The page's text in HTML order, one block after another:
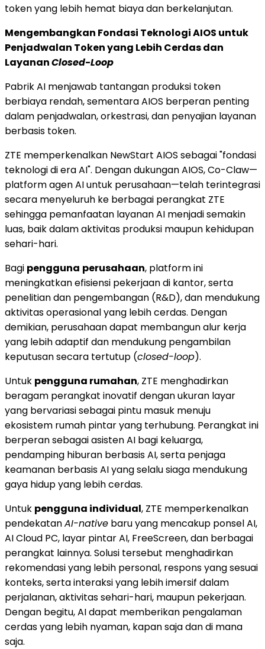
token yang lebih hemat biaya dan berkelanjutan.
Mengembangkan Fondasi Teknologi AIOS untuk
Penjadwalan Token yang Lebih Cerdas dan
LayananClosed-Loop
Pabrik AI menjawab tantangan produksi token
berbiaya rendah, sementara AIOS berperan penting
dalam penjadwalan, orkestrasi, dan penyajian layanan
berbasis token.
ZTE memperkenalkan NewStart AIOS sebagai "fondasi
teknologi di era AI". Dengan dukungan AIOS, Co-Claw—
platform agen AI untuk perusahaan—telah terintegrasi
secara menyeluruh ke berbagai perangkat ZTE
sehingga pemanfaatan layanan AI menjadi semakin
luas, baik dalam aktivitas produksi maupun kehidupan
sehari-hari.
Bagi pengguna perusahaan, platform ini
meningkatkan efisiensi pekerjaan di kantor, serta
penelitian dan pengembangan (R&D), dan mendukung
aktivitas operasional yang lebih cerdas. Dengan
demikian, perusahaan dapat membangun alur kerja
yang lebih adaptif dan mendukung pengambilan
keputusan secara tertutup (closed-loop).
Untuk pengguna rumahan, ZTE menghadirkan
beragam perangkat inovatif dengan ukuran layar
yang bervariasi sebagai pintu masuk menuju
ekosistem rumah pintar yang terhubung. Perangkat ini
berperan sebagai asisten AI bagi keluarga,
pendamping hiburan berbasis AI, serta penjaga
keamanan berbasis AI yang selalu siaga mendukung
gaya hidup yang lebih cerdas.
Untuk pengguna individual, ZTE memperkenalkan
pendekatanAI-native baru yang mencakup ponsel AI,
AI Cloud PC, layar pintar AI, FreeScreen, dan berbagai
perangkat lainnya. Solusi tersebut menghadirkan
rekomendasi yang lebih personal, respons yang sesuai
konteks, serta interaksi yang lebih imersif dalam
perjalanan, aktivitas sehari-hari, maupun pekerjaan.
Dengan begitu, AI dapat memberikan pengalaman
cerdas yang lebih nyaman, kapan saja dan di mana
saja.